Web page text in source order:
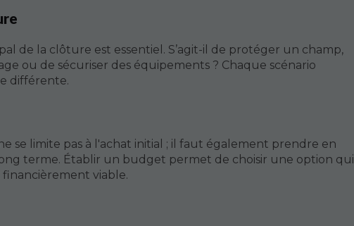
de la clôture est essentiel. S’agit-il de protéger un champ,
ou de sécuriser des équipements ? Chaque scénario
différente.
se limite pas à l'achat initial ; il faut également prendre en
terme. Établir un budget permet de choisir une option qui
financièrement viable.